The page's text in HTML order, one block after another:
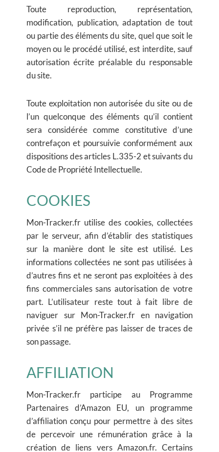
Toute reproduction, représentation,
modification, publication, adaptation de tout
ou partie des éléments du site, quel que soit le
moyen ou le procédé utilisé, est interdite, sauf
autorisation écrite préalable du responsable
du site.
Toute exploitation non autorisée du site ou de
l’un quelconque des éléments qu’il contient
sera considérée comme constitutive d’une
contrefaçon et poursuivie conformément aux
dispositions des articles L.335-2 et suivants du
Code de Propriété Intellectuelle.
COOKIES
Mon-Tracker.fr utilise des cookies, collectées
par le serveur, afin d’établir des statistiques
sur la manière dont le site est utilisé. Les
informations collectées ne sont pas utilisées à
d’autres fins et ne seront pas exploitées à des
fins commerciales sans autorisation de votre
part. L’utilisateur reste tout à fait libre de
naviguer sur Mon-Tracker.fr en navigation
privée s’il ne préfère pas laisser de traces de
son passage.
AFFILIATION
Mon-Tracker.fr participe au Programme
Partenaires d’Amazon EU, un programme
d’affiliation conçu pour permettre à des sites
de percevoir une rémunération grâce à la
création de liens vers Amazon.fr. Certains